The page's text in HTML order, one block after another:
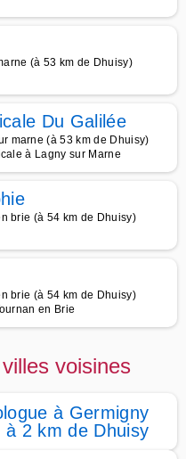
(à 53 km de Dhuisy)
Du Galilée
marne (à 53 km de Dhuisy)
à Lagny sur Marne
brie (à 54 km de Dhuisy)
brie (à 54 km de Dhuisy)
en Brie
voisines
à Germigny
2 km de Dhuisy